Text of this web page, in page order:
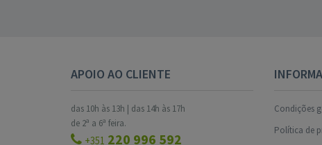
APOIO AO CLIENTE
das 10h às 13h | das 14h às 17h
de 2ª a 6ª feira.
+351 220 996 592
Condições
Política de